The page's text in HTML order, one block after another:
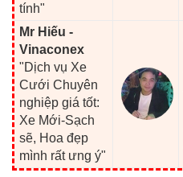
tính"
Mr Hiếu -
Vinaconex
"Dịch vụ Xe
Cưới Chuyên
nghiệp giá tốt:
Xe Mới-Sạch
sẽ, Hoa đẹp
mình rất ưng ý"